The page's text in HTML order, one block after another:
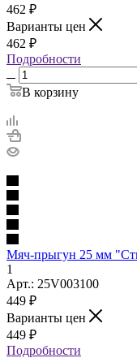
462 ₽
Варианты цен
462 ₽
Подробности
В корзину
Мяч-прыгун 25 мм
1
Арт.: 25V003100
449 ₽
Варианты цен
449 ₽
Подробности